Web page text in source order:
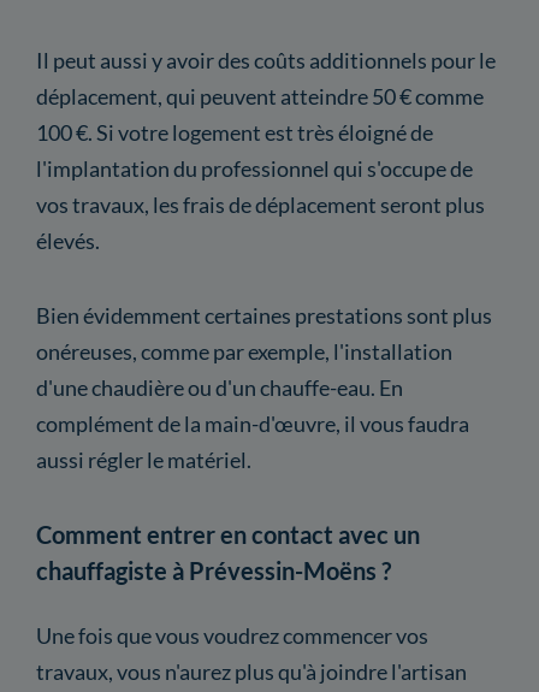
Il peut aussi y avoir des coûts additionnels pour le
déplacement, qui peuvent atteindre 50 € comme
100 €. Si votre logement est très éloigné de
l'implantation du professionnel qui s'occupe de
vos travaux, les frais de déplacement seront plus
élevés.
Bien évidemment certaines prestations sont plus
onéreuses, comme par exemple, l'installation
d'une chaudière ou d'un chauffe-eau. En
complément de la main-d'œuvre, il vous faudra
aussi régler le matériel.
Comment entrer en contact avec un
chauffagiste à Prévessin-Moëns ?
Une fois que vous voudrez commencer vos
travaux, vous n'aurez plus qu'à joindre l'artisan